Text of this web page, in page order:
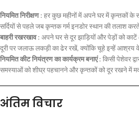
नियमित निरीक्षण: हर कुछ महीनों में अपने घर में कृन्तकों के
सर्दियों से पहले जब कृन्तक गर्म इनडोर स्थान की तलाश
बाहरी रखरखाव: अपने घर से दूर झाड़ियों और पेड़ों को
दूरी पर जलाऊ लकड़ी का ढेर रखें, क्योंकि चूहे इन्हें
नियमित कीट नियंत्रण का कार्यक्रम बनाएं: किसी पेशेवर
समस्याओं को शीघ्र पहचानने और कृन्तकों को दूर रखने में
अंतिम विचार